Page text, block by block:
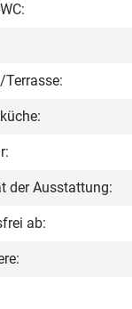
der Ausstattung:
ab: